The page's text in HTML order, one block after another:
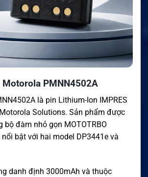
PMNN4502A
là pin Lithium-Ion IMPRES
Solutions. Sản phẩm được
bộ đàm nhỏ gọn MOTOTRBO
nổi bật với hai model DP3441e và
danh định 3000mAh và thuộc